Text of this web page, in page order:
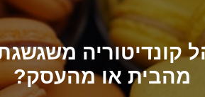
מהבית או מהעסק?